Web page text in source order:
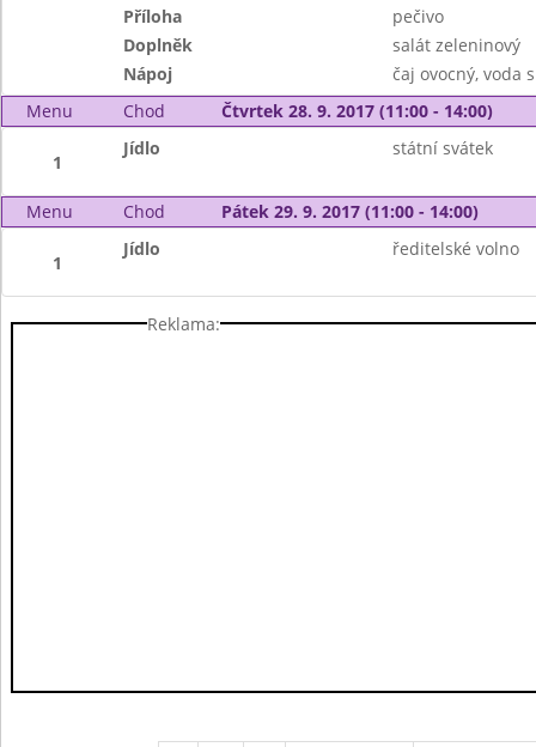
Příloha
pečivo
Doplněk
salát zeleninový
Nápoj
čaj ovocný, voda
Menu
Chod Čtvrtek 28. 9. 2017 (11:00 - 14:00)
1
Jídlo státní svátek
Menu Chod Pátek 29. 9. 2017 (11:00 - 14:00)
1
Jídlo ředitelské volno
Reklama: